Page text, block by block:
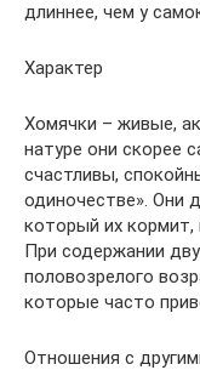
длиннее, чем у
Характер
Хомячки – живые,
натуре они скорее
счастливы,
одиночестве». Они
который их
При содержании
половозрелого
которые часто
Отношения с